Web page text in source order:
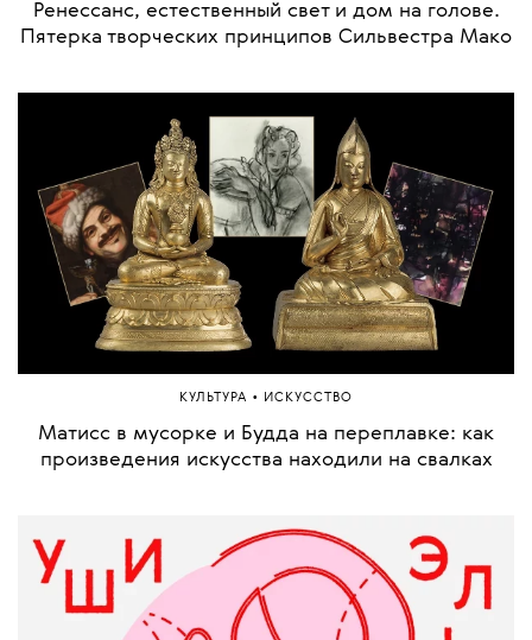
Ренессанс, естественный свет и дом на голове.
Пятерка творческих принципов Сильвестра Мако
КУЛЬТУРА • ИСКУССТВО
Матисс в мусорке и Будда на переплавке: как
произведения искусства находили на свалках